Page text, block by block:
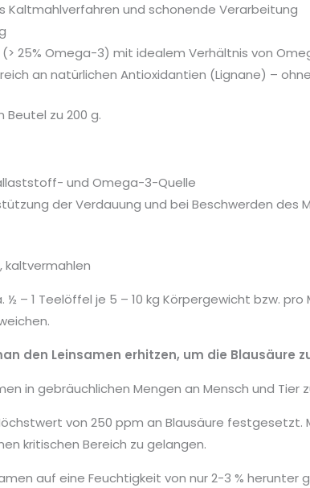
und schonende Verarbeitung
25% Omega-3) mit idealem Verhältnis von
an natürlichen Antioxidantien (Lignane) –
Beutel zu 200 g.
und Omega-3-Quelle
der Verdauung und bei Beschwerden des
kaltvermahlen
½ – 1 Teelöffel je 5 – 10 kg Körpergewicht bzw. pro
den Leinsamen erhitzen, um die Blausäure
in gebräuchlichen Mengen an Mensch und
von 250 ppm an Blausäure festgesetzt.
kritischen Bereich zu gelangen.
auf eine Feuchtigkeit von nur 2-3 % herunter